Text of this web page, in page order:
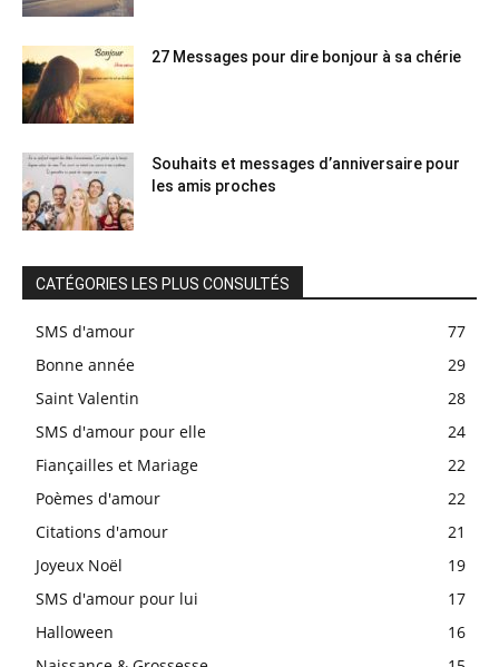
27 Messages pour dire bonjour à sa chérie
Souhaits et messages d’anniversaire pour
les amis proches
CATÉGORIES LES PLUS CONSULTÉS
SMS d'amour
77
Bonne année
29
Saint Valentin
28
SMS d'amour pour elle
24
Fiançailles et Mariage
22
Poèmes d'amour
22
Citations d'amour
21
Joyeux Noël
19
SMS d'amour pour lui
17
Halloween
16